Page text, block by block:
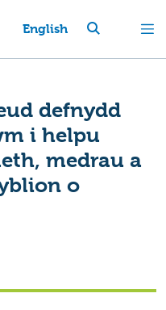
English
defnydd
i helpu
medrau a
o